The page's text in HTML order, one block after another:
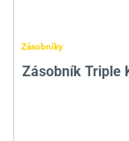
Zásobníky
Zásobník Triple